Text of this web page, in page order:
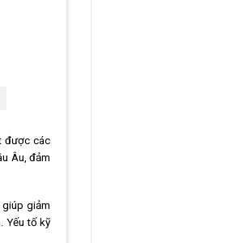
được các
Âu, đảm
giảm
Yếu tố kỹ